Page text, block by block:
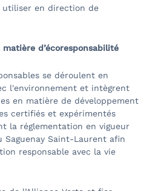
utiliser en direction de
d’écoresponsabilité
se déroulent en
l'environnement et intègrent
en matière de développement
certifiés et expérimentés
la réglementation en vigueur
Saint-Laurent afin
responsable avec la vie